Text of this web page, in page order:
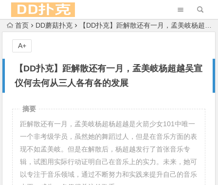
首页 DD蘑菇扑克 【DD扑克】距解散还有一月，孟美岐杨超越吴宣仪何去何从三人各有各的发展
【DD扑克】距解散还有一月，孟美岐杨超越吴宣
仪何去何从三人各有各的发展
A+
摘要
距解散还有一月，孟美岐杨超杨超越是火箭少女101中唯一
一个非考级学员，虽然她的舞蹈过人，但是在音乐方面的表
现不如孟美岐。但是在解散后，杨超越发行了首张音乐专
辑，试图用实际行动证明自己在音乐上的实力。未来，她可
以专注于音乐领域，通过不断努力和实践来提升自己的音乐